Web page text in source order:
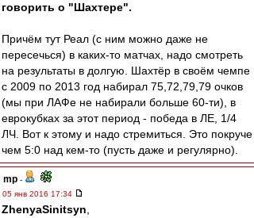
говорить о "Шахтере".
Причём тут Реал (с ним можно даже не
пересечься) в каких-то матчах, надо смотреть
на результаты в долгую. Шахтёр в своём чемпе
с 2009 по 2013 год набирал 75,72,79,79 очков
(мы при ЛАФе не набирали больше 60-ти), в
еврокубках за этот период - победа в ЛЕ, 1/4
ЛЧ. Вот к этому и надо стремиться. Это покруче
чем 5:0 над кем-то (пусть даже и регулярно).
mp -
05 янв 2016 17:34
ZhenyaSinitsyn